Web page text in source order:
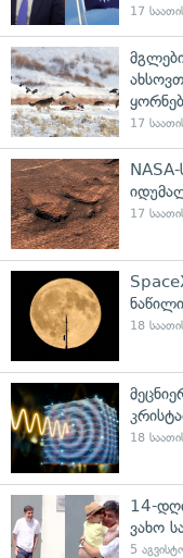
17
17
17
18
18
14-
ვახო
5